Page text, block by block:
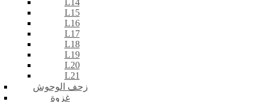
L14
L15
L16
L17
L18
L19
L20
L21
زحف الوحوش
غزوة